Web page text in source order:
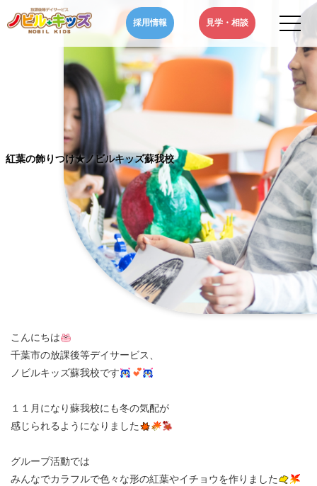
to
ノビルキッズ-NOBIL
KIDS-千葉県の児童発達
支援・放課後等デイサー
ビス|紅葉の飾りつけ★
ノビルキッズ蘇我校
千葉県のノビルキッズは、児童福祉法に基づいた児童発達支援・放課
後等デイサービスを通じ、自閉症やADHD、といった発達障害などを
お持ちのお子さまの発達支援や学習支援などの療育・サポートをいた
採用情報 見学・相談
紅葉の飾りつけ★ノビルキッズ蘇我校
こんにちは
千葉市の放課後等デイサービス、
ノビルキッズ蘇我校です
１１月になり蘇我校にも冬の気配が
感じられるようになりました
グループ活動では
みんなでカラフルで色々な形の紅葉やイチョウを作りました